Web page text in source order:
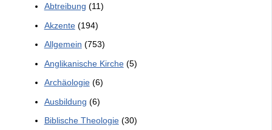
Abtreibung (11)
Akzente(194)
Allgemein (753)
Anglikanische Kirche(5)
Archäologie(6)
Ausbildung (6)
Biblische Theologie(30)